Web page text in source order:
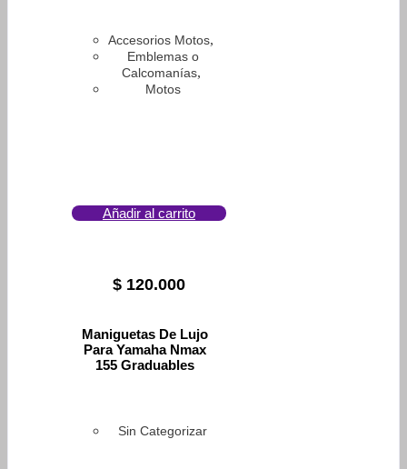
Accesorios Motos,
Emblemas o
Calcomanías,
Motos
Añadir al carrito
$ 120.000
Maniguetas De Lujo
Para Yamaha Nmax
155 Graduables
Sin Categorizar